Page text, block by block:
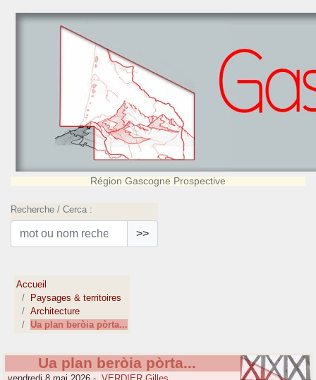
Région Gascogne Prospective
Recherche / Cerca :
>>
Accueil
Paysages & territoires
Architecture
Ua plan beròia pòrta...
Ua plan beròia pòrta...